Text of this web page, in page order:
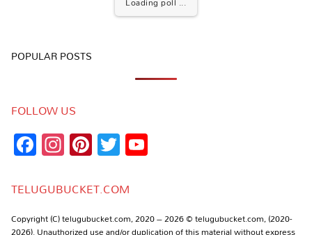
POPULAR POSTS
FOLLOW US
Facebook
Instagram
Pinterest
Twitter
TELUGUBUCKET.COM
Copyright (C) telugubucket.com, 2020 – 2026 © telugubucket.com, (2020-
2026). Unauthorized use and/or duplication of this material without express